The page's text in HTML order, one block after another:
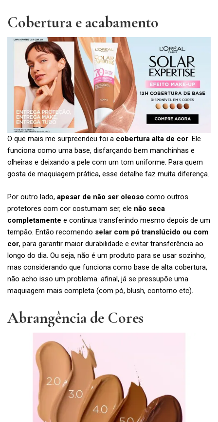
Cobertura e acabamento
O que mais me surpreendeu foi a cobertura alta de cor. Ele
funciona como uma base, disfarçando bem manchinhas e
olheiras e deixando a pele com um tom uniforme. Para quem
gosta de maquiagem prática, esse detalhe faz muita diferença.
Por outro lado, apesar de não ser oleoso como outros
protetores com cor costumam ser, ele não seca
completamente e continua transferindo mesmo depois de um
tempão. Então recomendo selar com pó translúcido ou com
cor, para garantir maior durabilidade e evitar transferência ao
longo do dia. Ou seja, não é um produto para se usar sozinho,
mas considerando que funciona como base de alta cobertura,
não acho isso um problema. afinal, já se pressupõe uma
maquiagem mais completa (com pó, blush, contorno etc).
Abrangência de Cores